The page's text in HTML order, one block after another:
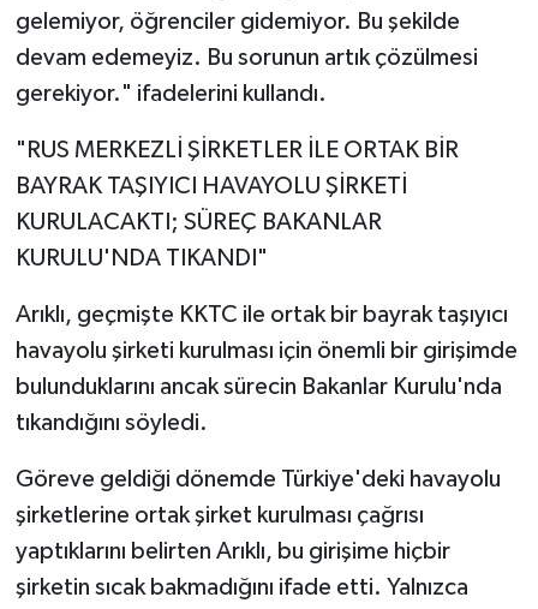
gelemiyor, öğrenciler gidemiyor. Bu şekilde
devam edemeyiz. Bu sorunun artık çözülmesi
gerekiyor." ifadelerini kullandı.
"RUS MERKEZLİ ŞİRKETLER İLE ORTAK BİR
BAYRAK TAŞIYICI HAVAYOLU ŞİRKETİ
KURULACAKTI; SÜREÇ BAKANLAR
KURULU'NDA TIKANDI"
Arıklı, geçmişte KKTC ile ortak bir bayrak taşıyıcı
havayolu şirketi kurulması için önemli bir girişimde
bulunduklarını ancak sürecin Bakanlar Kurulu'nda
tıkandığını söyledi.
Göreve geldiği dönemde Türkiye'deki havayolu
şirketlerine ortak şirket kurulması çağrısı
yaptıklarını belirten Arıklı, bu girişime hiçbir
şirketin sıcak bakmadığını ifade etti. Yalnızca